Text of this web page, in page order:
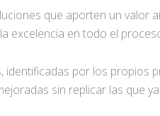
que aporten un valor
excelencia en todo el
por los propios
sin replicar las que